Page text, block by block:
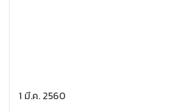
1 มี.ค. 2560